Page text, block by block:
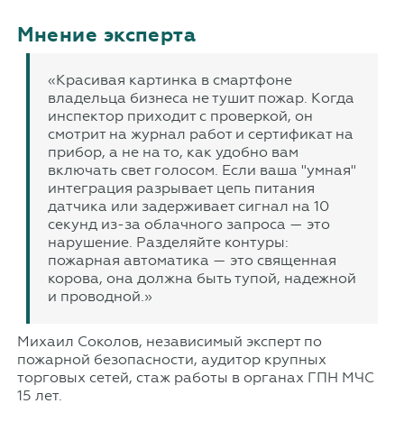
Мнение эксперта
«Красивая картинка в смартфоне
владельца бизнеса не тушит пожар. Когда
инспектор приходит с проверкой, он
смотрит на журнал работ и сертификат на
прибор, а не на то, как удобно вам
включать свет голосом. Если ваша "умная"
интеграция разрывает цепь питания
датчика или задерживает сигнал на 10
секунд из-за облачного запроса — это
нарушение. Разделяйте контуры:
пожарная автоматика — это священная
корова, она должна быть тупой, надежной
и проводной.»
Михаил Соколов, независимый эксперт по
пожарной безопасности, аудитор крупных
торговых сетей, стаж работы в органах ГПН МЧС
15 лет.